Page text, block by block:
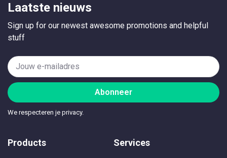
Laatste nieuws
Sign up for our newest awesome promotions and helpful
stuff
Abonneer
We respecteren je privacy.
Products Services